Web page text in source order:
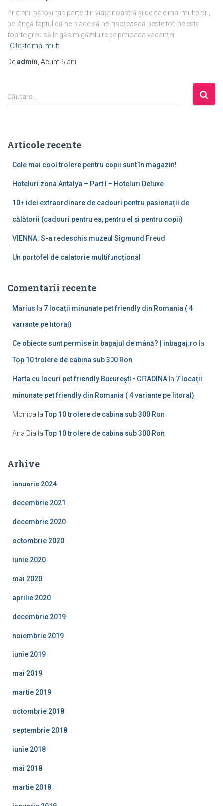
Prietenii păroși fac parte din viața noastră și de cele mai multe ori,
pe lângă faptul că ne place să ne însoțească peste tot, ne este
foarte greu să le găsim găzduire pe perioada vacanței.
Citește mai mult…
Deadmin , Acum 6 ani
C
a
d
Căutare…
Articole recente
Cele mai cool trolere pentru copii sunt în magazin!
Hoteluri zona Antalya – Part I – Hoteluri Deluxe
10+ idei extraordinare de cadouri pentru pasionații de
călătorii (cadouri pentru ea, pentru el și pentru copii)
VIENNA: S-a redeschis muzeul Sigmund Freud
Un portofel de calatorie multifuncțional
Comentarii recente
Marius la 7 locații minunate pet friendly din Romania ( 4
variante pe litoral)
Ce obiecte sunt permise în bagajul de mână? | inbagaj.ro la
Top 10 trolere de cabina sub 300 Ron
Harta cu locuri pet friendly București • CITADINA la 7 locații
minunate pet friendly din Romania ( 4 variante pe litoral)
Monica la Top 10 trolere de cabina sub 300 Ron
Ana Dia la Top 10 trolere de cabina sub 300 Ron
Arhive
ianuarie 2024
decembrie 2021
decembrie 2020
octombrie 2020
iunie 2020
mai 2020
aprilie 2020
decembrie 2019
noiembrie 2019
iunie 2019
mai 2019
martie 2019
octombrie 2018
septembrie 2018
iunie 2018
mai 2018
martie 2018